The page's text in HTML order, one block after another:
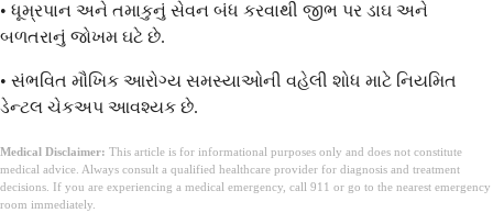
• ધૂમ્રપાન અને તમાકુનું સેવન બંધ કરવાથી જીભ પર ડાઘ અને
બળતરાનું જોખમ ઘટે છે.
• સંભવિત મૌખિક આરોગ્ય સમસ્યાઓની વહેલી શોધ માટે નિયમિત
ડેન્ટલ ચેકઅપ આવશ્યક છે.
Medical Disclaimer: This article is for informational purposes only and does not constitute
medical advice. Always consult a qualified healthcare provider for diagnosis and treatment
decisions. If you are experiencing a medical emergency, call 911 or go to the nearest emergency
room immediately.